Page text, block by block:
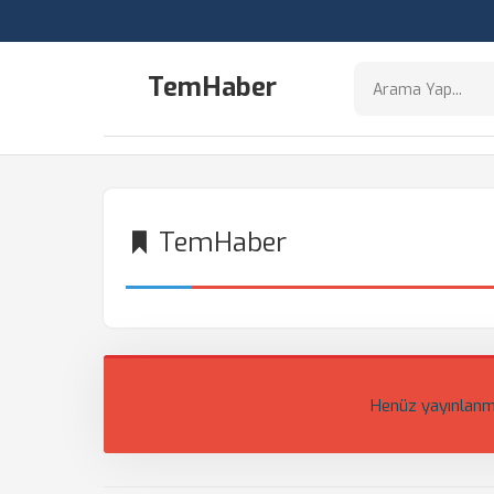
TemHaber
TemHaber
Henüz